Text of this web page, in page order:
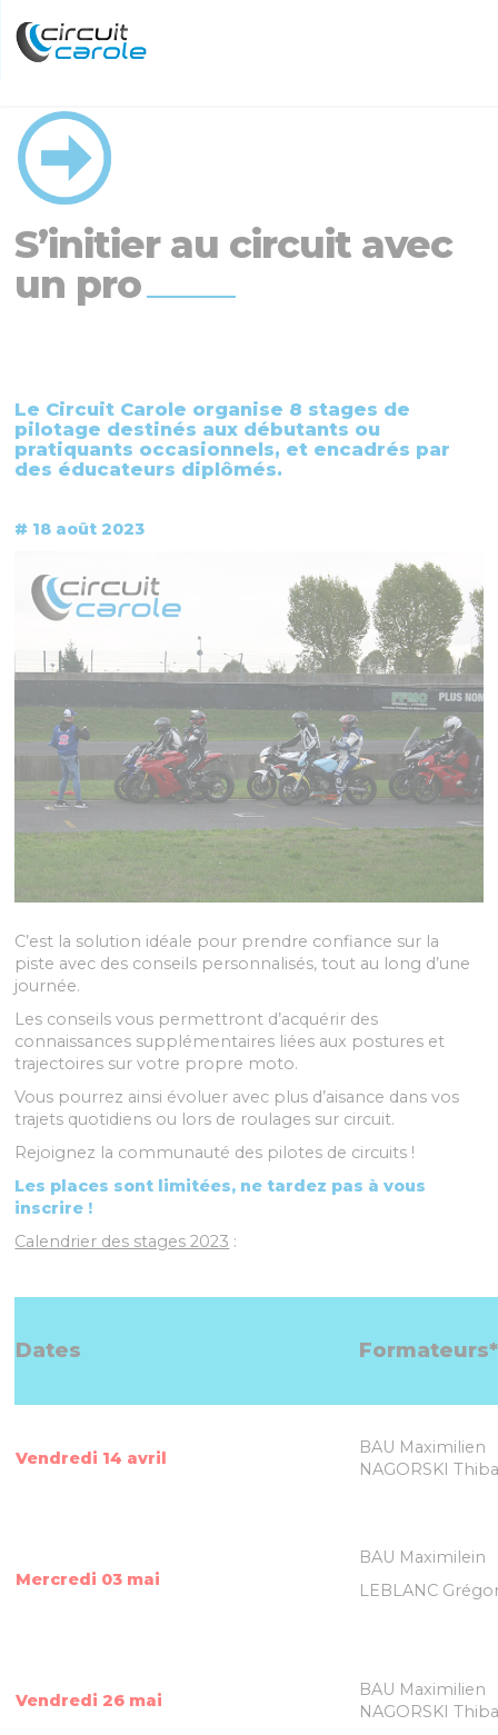
S’initier au circuit avec
un pro
Le Circuit Carole organise 8 stages de
pilotage destinés aux débutants ou
pratiquants occasionnels, et encadrés par
des éducateurs diplômés.
# 18 août 2023
C’est la solution idéale pour prendre confiance sur la
piste avec des conseils personnalisés, tout au long d’une
journée.
Les conseils vous permettront d’acquérir des
connaissances supplémentaires liées aux postures et
trajectoires sur votre propre moto.
Vous pourrez ainsi évoluer avec plus d’aisance dans vos
trajets quotidiens ou lors de roulages sur circuit.
Rejoignez la communauté des pilotes de circuits !
Les places sont limitées, ne tardez pas à vous
inscrire !
Calendrier des stages 2023 :
Dates Formateurs*
Vendredi 14 avril
BAU Maximilien
NAGORSKI
Mercredi 03 mai
BAU Maximilein
LEBLANC
Vendredi 26 mai
BAU Maximilien
NAGORSKI